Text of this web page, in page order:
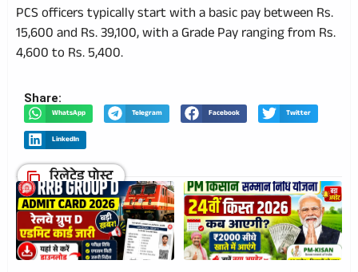
PCS officers typically start with a basic pay between Rs.
15,600 and Rs. 39,100, with a Grade Pay ranging from Rs.
4,600 to Rs. 5,400.
Share:
WhatsApp Telegram Facebook Twitter
LinkedIn
रिलेटेड पोस्ट